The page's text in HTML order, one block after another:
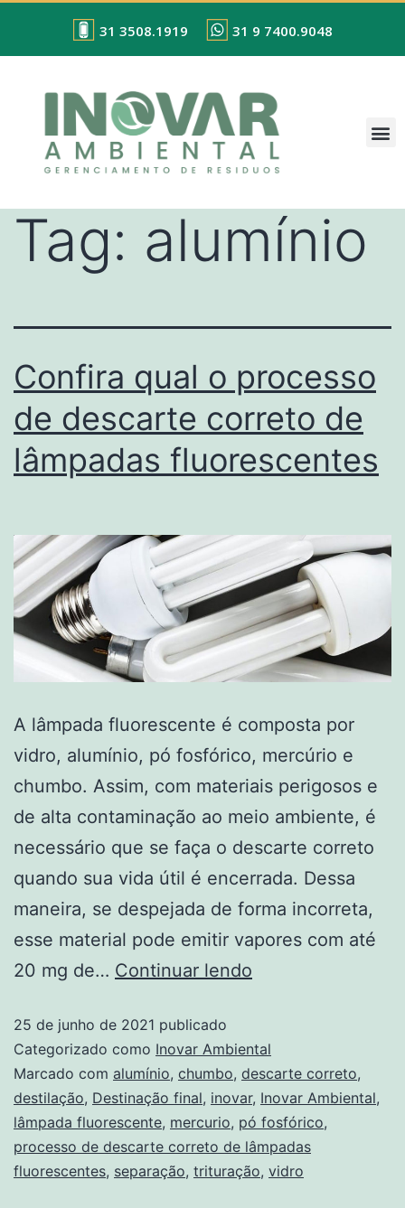
31 3508.1919 31 9 7400.9048
Tag: alumínio
Confira qual o processo
de descarte correto de
lâmpadas fluorescentes
A lâmpada fluorescente é composta por
vidro, alumínio, pó fosfórico, mercúrio e
chumbo. Assim, com materiais perigosos e
de alta contaminação ao meio ambiente, é
necessário que se faça o descarte correto
quando sua vida útil é encerrada. Dessa
maneira, se despejada de forma incorreta,
esse material pode emitir vapores com até
20 mg de… Continuar lendo
25 de junho de 2021 publicado
Categorizado como Inovar Ambiental
Marcado com alumínio, chumbo, descarte correto,
destilação, Destinação final, inovar, Inovar Ambiental,
lâmpada fluorescente, mercurio, pó fosfórico,
processo de descarte correto de lâmpadas
fluorescentes, separação, trituração, vidro